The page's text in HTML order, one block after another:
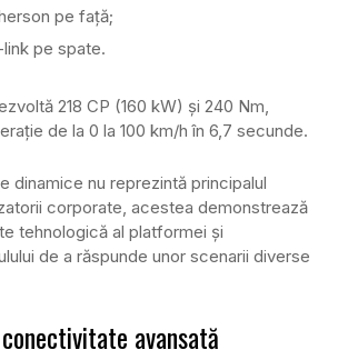
pe față;
pe spate.
218 CP (160 kW) și 240 Nm,
de la 0 la 100 km/h în 6,7 secunde.
dinamice nu reprezintă principalul
corporate, acestea demonstrează
tehnologică al platformei și
de a răspunde unor scenarii diverse
avansată